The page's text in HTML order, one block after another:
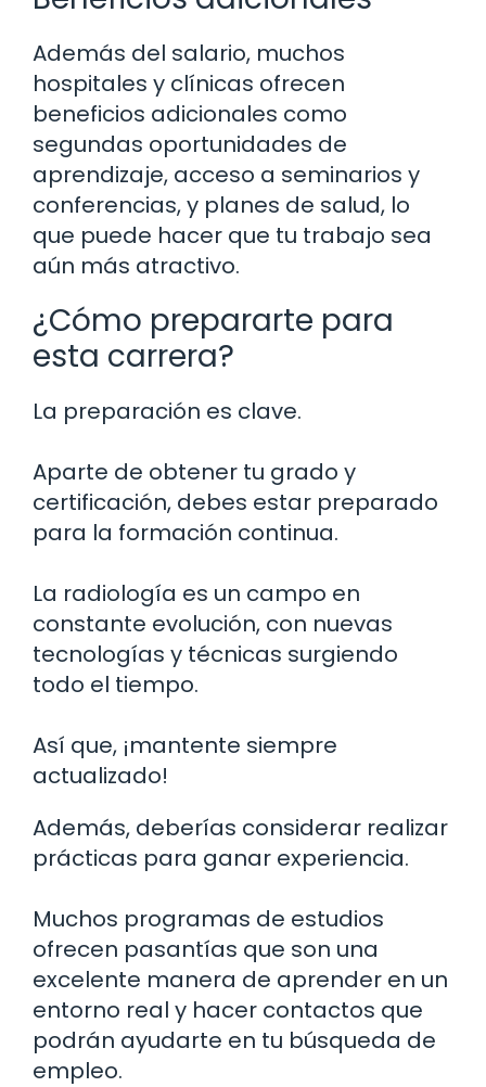
Además del salario, muchos
hospitales y clínicas ofrecen
beneficios adicionales como
segundas oportunidades de
aprendizaje, acceso a seminarios y
conferencias, y planes de salud, lo
que puede hacer que tu trabajo sea
aún más atractivo.
¿Cómo prepararte para
esta carrera?
La preparación es clave.
Aparte de obtener tu grado y
certificación, debes estar preparado
para la formación continua.
La radiología es un campo en
constante evolución, con nuevas
tecnologías y técnicas surgiendo
todo el tiempo.
Así que, ¡mantente siempre
actualizado!
Además, deberías considerar realizar
prácticas para ganar experiencia.
Muchos programas de estudios
ofrecen pasantías que son una
excelente manera de aprender en un
entorno real y hacer contactos que
podrán ayudarte en tu búsqueda de
empleo.